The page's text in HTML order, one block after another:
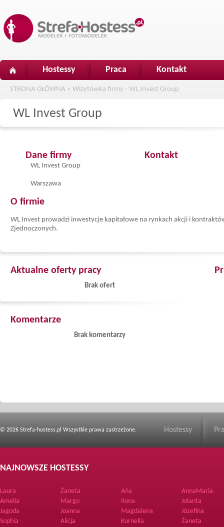
Hostessy Praca Kontakt
STRONA GŁÓWNA » Wizytówka firmy - WL Invest Group
WL Invest Group
Dane firmy
WL Invest Group
Warszawa
Kontakt
O firmie
WL Invest prowadzi inwestycje kapitałowe na rynkach akcji i
Zjednoczonych.
Aktualne oferty pracy
Brak ofert
Komentarze
Brak komentarzy
© 2026 Strefa-hostess.pl Wszystkie prawa zastrzeżone. Hostessy
NAJNOWSZE HOSTESSY
Laura Żaneta Ańa
AnnaMaria
Amelia
Margo Ilona
Jolanta
Jagoda
Joanna Magdalena
Józefina
Sophia
Alicja Kornelia
Żaneta